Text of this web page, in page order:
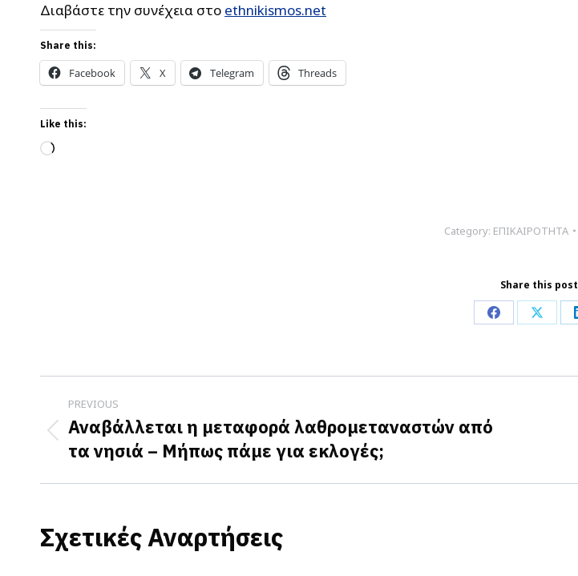
Διαβάστε την συνέχεια στο ethnikismos.net
Share this:
Facebook X Telegram Threads
Like this:
Loading…
Category: ΕΠΙΚΑΙΡΟΤΗΤΑ
Share this post
Share
Facebook
Share
X
Post
navigation
PREVIOUS
Previous
post:
Αναβάλλεται η μεταφορά λαθρομεταναστών από
τα νησιά – Μήπως πάμε για εκλογές;
Σχετικές Αναρτήσεις